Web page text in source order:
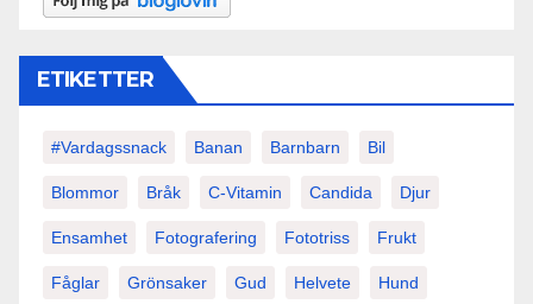
ETIKETTER
#vardagssnack Banan Barnbarn Bil
Blommor Bråk C-Vitamin Candida Djur
Ensamhet Fotografering Fototriss Frukt
Fåglar Grönsaker Gud Helvete Hund